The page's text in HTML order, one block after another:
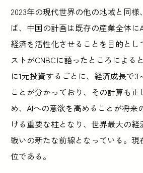
2023年の現代世界の他の地域と同
ば、中国の計画は既存の産業全体に
経済を活性化させることを目的とし
ストがCNBCに語ったところによる
に1元投資するごとに、経済成長で3
ことが分かっており、その計算も
め、AIへの意欲を高めることが将来
ける重要な柱となり、世界最大の
戦いの新たな前線となっている。現
位である。